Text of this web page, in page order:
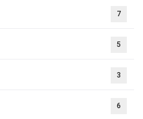
7
5
3
6